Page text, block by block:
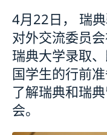
生物识别和护照检查
领取居留许可卡
空缺职位
联系方式和办公时
4月22日， 瑞
对外交流委员
瑞典大学录取
国学生的行前
了解瑞典和瑞
会。